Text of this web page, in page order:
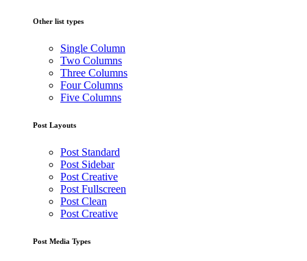
Other list types
Single Column
Two Columns
Three Columns
Four Columns
Five Columns
Post Layouts
Post Standard
Post Sidebar
Post Creative
Post Fullscreen
Post Clean
Post Creative
Post Media Types